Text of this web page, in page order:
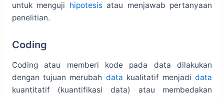
untuk menguji hipotesisatau menjawab pertanyaan
penelitian.
Coding
Coding atau memberi kode pada data dilakukan
dengan tujuan merubah data kualitatif menjadidata
kuantitatif (kuantifikasi data) atau membedakan